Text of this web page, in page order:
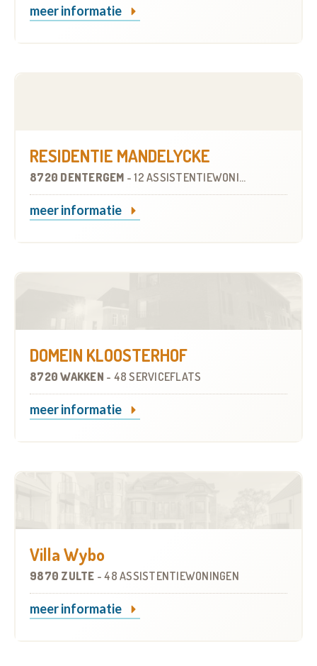
meer informatie
RESIDENTIE MANDELYCKE
8720 DENTERGEM -12 ASSISTENTIEWONINGEN
meer informatie
DOMEIN KLOOSTERHOF
8720 WAKKEN - 48 SERVICEFLATS
meer informatie
Villa Wybo
9870 ZULTE -48 ASSISTENTIEWONINGEN
meer informatie